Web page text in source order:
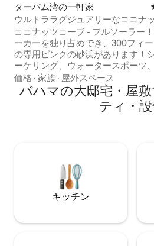
ターパム湾の一軒家
ウルトララグジュアリーなココナ
ーブ - フルソーラー - プール - ゴル
ココナッツコーブ - フルソーラー
ーカーを独り占めでき、300フィ
の専用ピンクの砂浜があります！
ーケリング、ウォータースポーツ
はただリラックスする...お好みで！
内には、2軒の家、インフィニティ
ル、10人用ジャグジー、3,000平
トのデッキ、フルジム、ティキハッ
す。リラックスする時間です！プラ
ートシェフ、レンタカー、その他多
サービスをご利用いただけます。お
価格 · 家族 · 屋外スペース
バハマの大邸宅・屋
ティ・
キッチン